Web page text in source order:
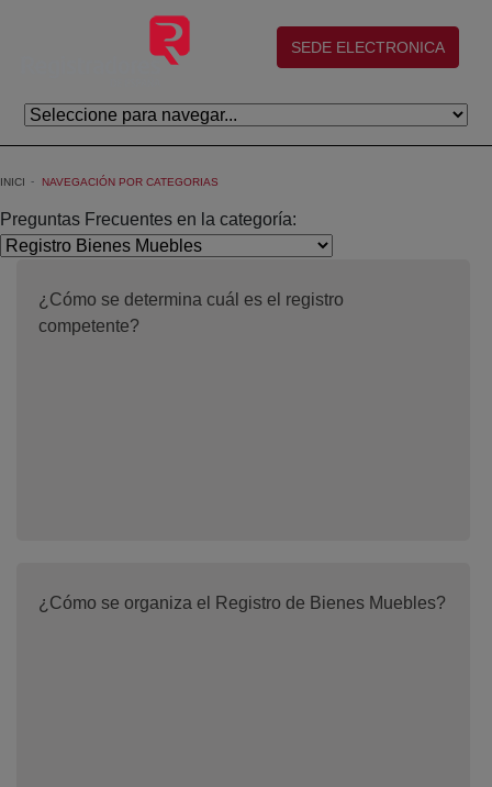
Salta al contingut principal
(abre en nueva ventana)
SEDE ELECTRONICA
INICI NAVEGACIÓN POR CATEGORIAS
Preguntas Frecuentes en la categoría:
¿Cómo se determina cuál es el registro
competente?
¿Cómo se organiza el Registro de Bienes Muebles?